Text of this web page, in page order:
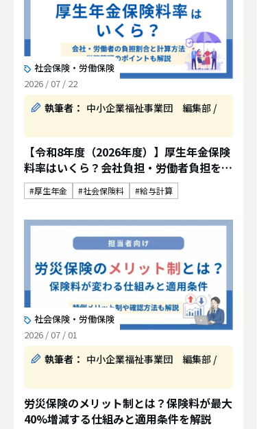
社会保険・労働保険
2026 / 07 / 22
執筆者： 中小企業福祉事業団 編集部 /
【令和8年度（2026年度）】厚生年金保険
料率はいくら？会社負担・労働者負担を解
説厚生年金 社会保険料 給与計算
社会保険・労働保険
2026 / 07 / 01
執筆者： 中小企業福祉事業団 編集部 /
労災保険のメリット制とは？保険料が最大
40%増減する仕組みと適用条件を解説